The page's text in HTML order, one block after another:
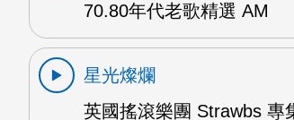
70.80年代老歌精選 AM
星光燦爛
英國搖滾樂團 Strawbs 專